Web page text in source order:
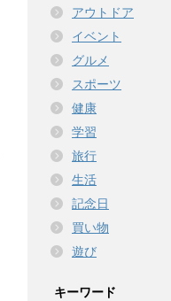
アウトドア
イベント
グルメ
スポーツ
健康
学習
旅行
生活
記念日
買い物
遊び
キーワード